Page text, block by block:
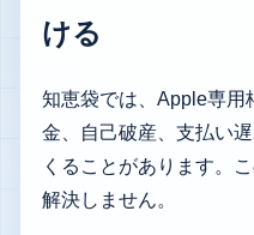
ける
知恵袋では、Apple専用
金、自己破産、支払い
くることがあります。
解決しません。